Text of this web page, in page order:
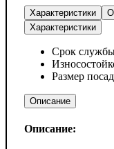
Характеристики
Характеристики
Срок
Размер
Описание
Описание: